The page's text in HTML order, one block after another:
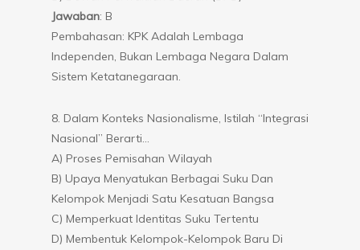
Jawaban: B
Pembahasan: KPK Adalah Lembaga
Independen, Bukan Lembaga Negara Dalam
Sistem Ketatanegaraan.
8. Dalam Konteks Nasionalisme, Istilah “Integrasi
Nasional” Berarti…
A) Proses Pemisahan Wilayah
B) Upaya Menyatukan Berbagai Suku Dan
Kelompok Menjadi Satu Kesatuan Bangsa
C) Memperkuat Identitas Suku Tertentu
D) Membentuk Kelompok-Kelompok Baru Di